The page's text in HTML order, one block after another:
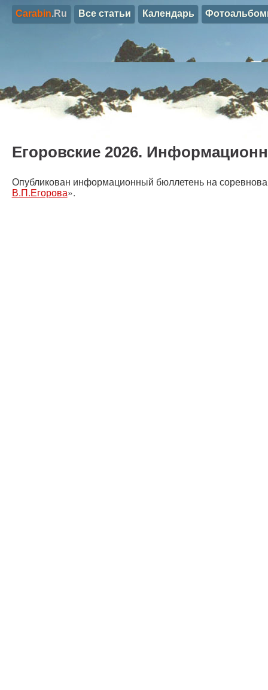
Carabin.Ru Все статьи Календарь
Егоровские 2026.
Опубликован информационный бюллетень на
В.П.Егорова».